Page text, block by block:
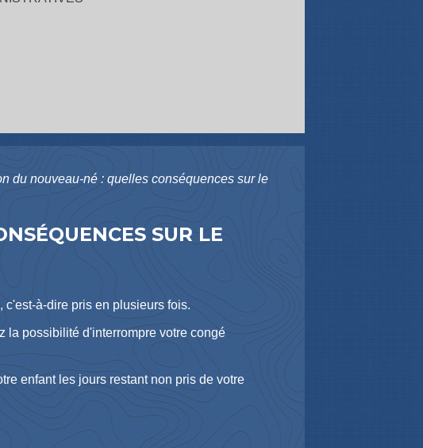
du nouveau-né : quelles conséquences sur le
SUR LE
c'est-à-dire pris en plusieurs fois.
la possibilité d'interrompre votre congé
enfant les jours restant non pris de votre